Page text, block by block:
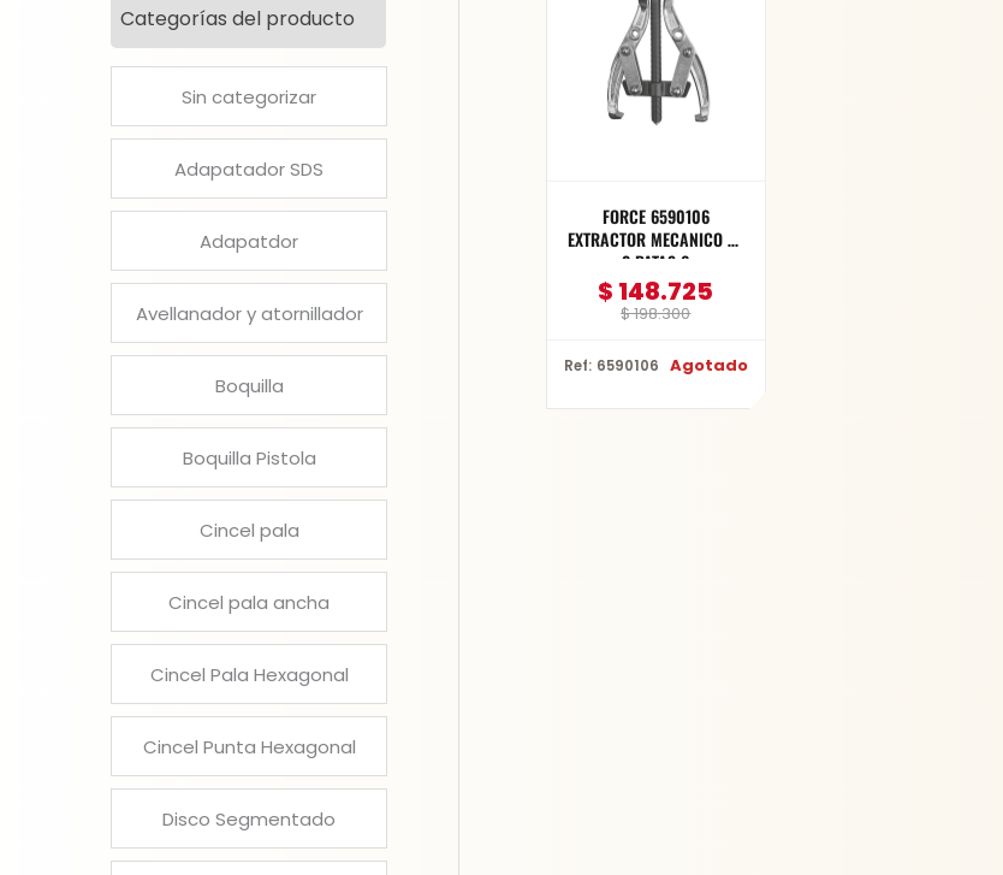
Categorías del producto
Sin categorizar
Adapatador SDS
Adapatdor
Avellanador y atornillador
Boquilla
Boquilla Pistola
Cincel pala
Cincel pala ancha
Cincel Pala Hexagonal
Cincel Punta Hexagonal
Disco Segmentado
FORCE 6590106
EXTRACTOR MECANICO DE
2 PATAS 6
$198.300
$ 198.300.
$ 148.725
$ 148.725.
Ref: 6590106 Agotado